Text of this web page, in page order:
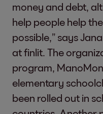
money and debt,
help people help
possible,” says
at finlit. The
program,
elementary
been rolled out in